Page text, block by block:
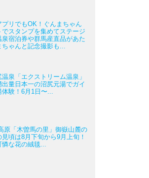
プリでもOK！ぐんまちゃん
でスタンプを集めてステージ
泉宿泊券や群馬産直品があた
ちゃんと記念撮影も...
泉「エクストリーム温泉」
出量日本一の沼尻元湯でガイ
体験！6月1日〜...
原「木曽馬の里」御嶽山麓の
頃は8月下旬から9月上旬！
憐な花の絨毯...